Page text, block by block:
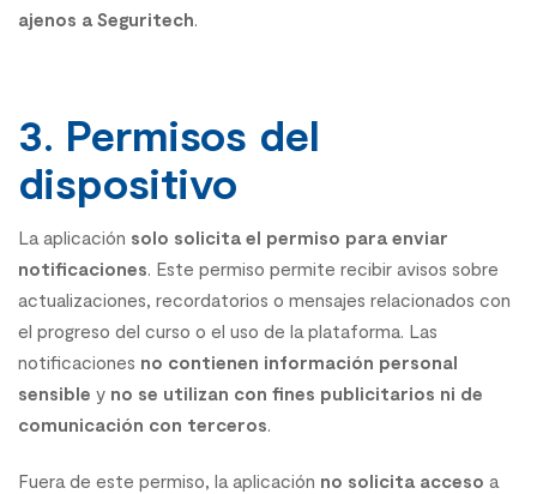
ajenos a Seguritech
3. Permisos del
dispositivo
La aplicación solo solicita el permiso para enviar
notificaciones. Este permiso permite recibir avisos sobre
actualizaciones, recordatorios o mensajes relacionados con
el progreso del curso o el uso de la plataforma. Las
notificaciones no contienen información personal
sensible y no se utilizan con fines publicitarios ni de
comunicación con terceros.
Fuera de este permiso, la aplicación no solicita acceso a